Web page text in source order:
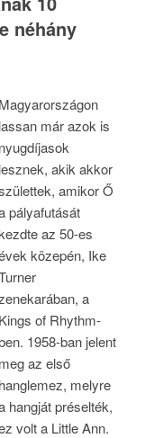
néhány
Magyarországon
lassan már azok is
nyugdíjasok
lesznek, akik akkor
amikor Ő
pályafutását
az 50-es
közepén, Ike
a
Kings of Rhythm-
1958-ban jelent
meg az első
hanglemez, melyre
hangját préselték,
volt a Little Ann.